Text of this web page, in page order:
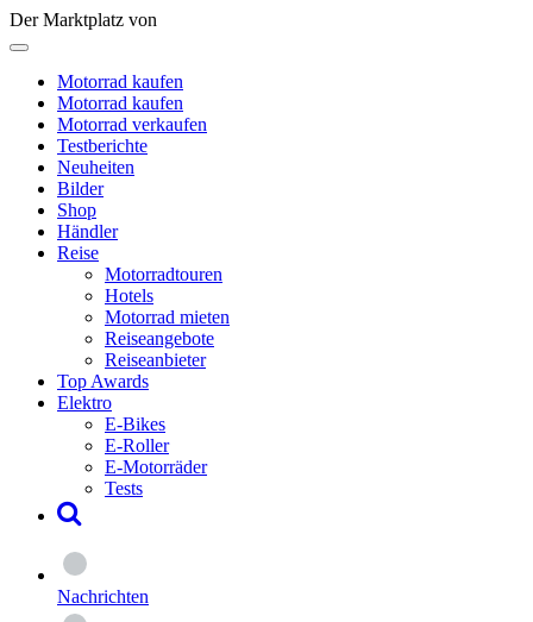
Der Marktplatz von
Motorrad kaufen
Motorrad kaufen
Motorrad verkaufen
Testberichte
Neuheiten
Bilder
Shop
Händler
Reise
Motorradtouren
Hotels
Motorrad mieten
Reiseangebote
Reiseanbieter
Top Awards
Elektro
E-Bikes
E-Roller
E-Motorräder
Tests
Nachrichten